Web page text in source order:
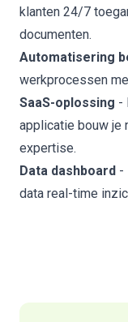
klanten 24/7
documenten.
Automatisering
werkprocessen
SaaS-oplossing -
applicatie bouw je
expertise.
Data dashboard -
data real-time